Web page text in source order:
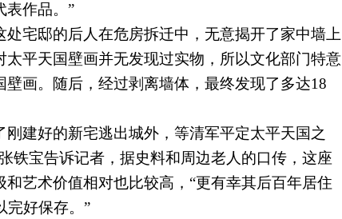
表作品。”
宅邸的后人在危房拆迁中，无意揭开了家中墙上
太平天国壁画并无发现过实物，所以文化部门特意
画。 随后，经过剥离墙体，最终发现了多达18
刚建好的新宅逃出城外，等清军平定太平天国之
铁宝告诉记者，据史料和周边老人的口传， 这座
艺术价值相对也比较高 ，“更有幸其后百年居住
完好保存。”